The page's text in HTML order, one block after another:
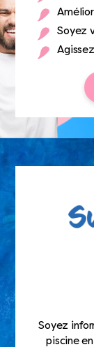
Soyez
Soyez
piscine